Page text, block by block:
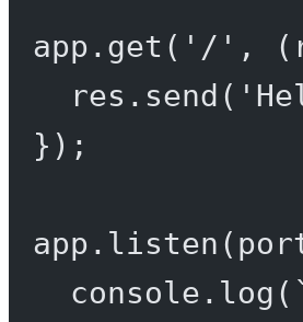
app. get ( '/' , (
res. send (
});
app. listen
console. log (